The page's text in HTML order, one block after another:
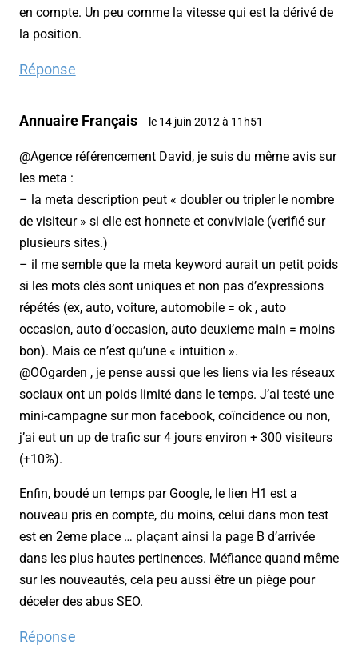
en compte. Un peu comme la vitesse qui est la dérivé de
la position.
Réponse
Annuaire Français le 14 juin 2012 à 11h51
@Agence référencement David, je suis du même avis sur
les meta :
– la meta description peut « doubler ou tripler le nombre
de visiteur » si elle est honnete et conviviale (verifié sur
plusieurs sites.)
– il me semble que la meta keyword aurait un petit poids
si les mots clés sont uniques et non pas d’expressions
répétés (ex, auto, voiture, automobile = ok , auto
occasion, auto d’occasion, auto deuxieme main = moins
bon). Mais ce n’est qu’une « intuition ».
@OOgarden , je pense aussi que les liens via les réseaux
sociaux ont un poids limité dans le temps. J’ai testé une
mini-campagne sur mon facebook, coïncidence ou non,
j’ai eut un up de trafic sur 4 jours environ + 300 visiteurs
(+10%).
Enfin, boudé un temps par Google, le lien H1 est a
nouveau pris en compte, du moins, celui dans mon test
est en 2eme place … plaçant ainsi la page B d’arrivée
dans les plus hautes pertinences. Méfiance quand même
sur les nouveautés, cela peu aussi être un piège pour
déceler des abus SEO.
Réponse